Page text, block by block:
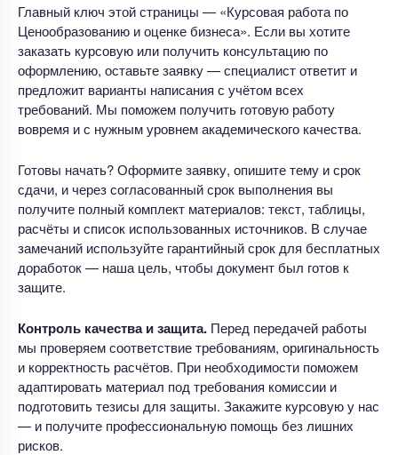
Главный ключ этой страницы — «Курсовая работа по
Ценообразованию и оценке бизнеса». Если вы хотите
заказать курсовую или получить консультацию по
оформлению, оставьте заявку — специалист ответит и
предложит варианты написания с учётом всех
требований. Мы поможем получить готовую работу
вовремя и с нужным уровнем академического качества.
Готовы начать? Оформите заявку, опишите тему и срок
сдачи, и через согласованный срок выполнения вы
получите полный комплект материалов: текст, таблицы,
расчёты и список использованных источников. В случае
замечаний используйте гарантийный срок для бесплатных
доработок — наша цель, чтобы документ был готов к
защите.
Контроль качества и защита. Перед передачей работы
мы проверяем соответствие требованиям, оригинальность
и корректность расчётов. При необходимости поможем
адаптировать материал под требования комиссии и
подготовить тезисы для защиты. Закажите курсовую у нас
— и получите профессиональную помощь без лишних
рисков.